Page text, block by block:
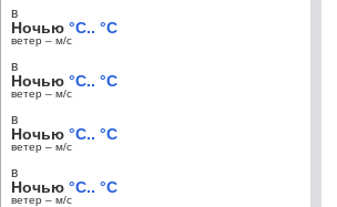
в
Ночью °C.. °C
ветер – м/c
в
Ночью °C.. °C
ветер – м/c
в
Ночью °C.. °C
ветер – м/c
в
Ночью °C.. °C
ветер – м/c